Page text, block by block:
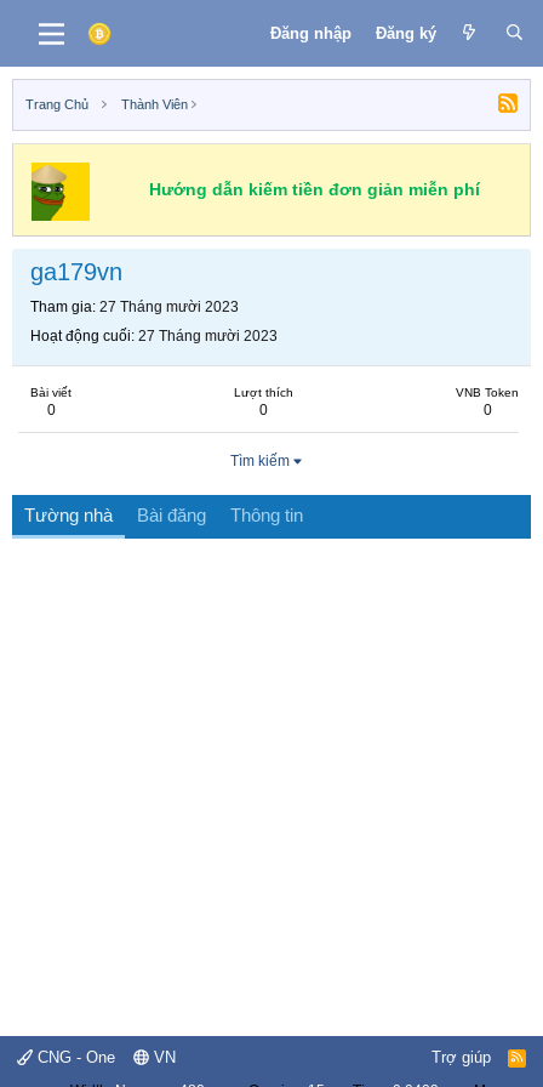
Đăng nhập Đăng ký
Trang Chủ Thành Viên
Hướng dẫn kiếm tiền đơn giản miễn phí
ga179vn
Tham gia 27 Tháng mười 2023
Hoạt động cuối 27 Tháng mười 2023
Bài viết
0
Lượt thích
0
VNB Token
0
Tìm kiếm
Tường nhà Bài đăng Thông tin
CNG - One VN Trợ giúp
R